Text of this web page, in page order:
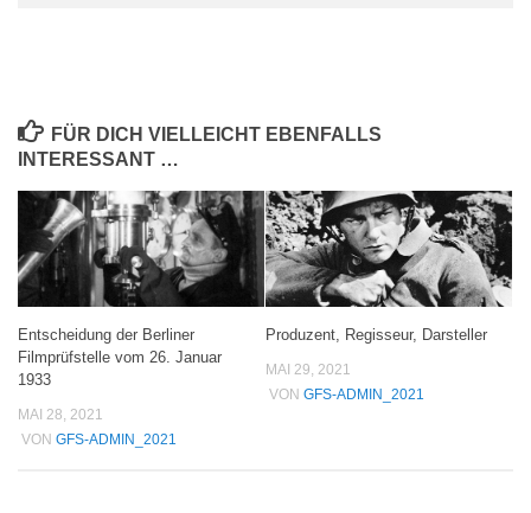
FÜR DICH VIELLEICHT EBENFALLS
INTERESSANT …
Entscheidung der Berliner
Filmprüfstelle vom 26. Januar
1933
MAI 28, 2021
VON GFS-ADMIN_2021
Produzent, Regisseur, Darsteller
MAI 29, 2021
VON GFS-ADMIN_2021